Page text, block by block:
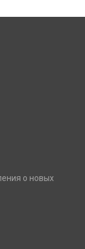
о новых